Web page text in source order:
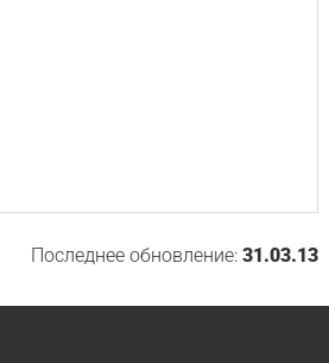
Последнее обновление:31.03.13